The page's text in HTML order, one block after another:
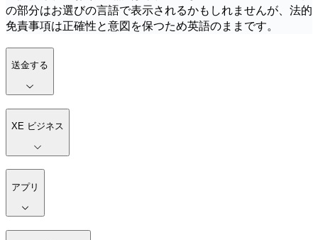
の部分はお選びの言語で表示されるかもしれませんが、法的
免責事項は正確性と意図を保つため英語のままです。
送金する
XE ビジネス
アプリ